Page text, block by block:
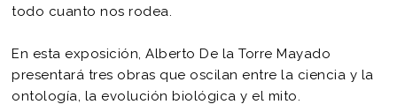
todo cuanto nos rodea.
En esta exposición, Alberto De la Torre Mayado
presentará tres obras que oscilan entre la ciencia y la
ontología, la evolución biológica y el mito.